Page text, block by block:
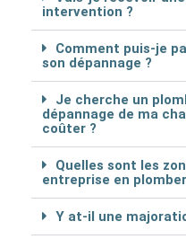
intervention ?
Comment puis-je
son dépannage ?
Je cherche un
dépannage de ma
coûter ?
Quelles sont les
entreprise en
Y at-il une